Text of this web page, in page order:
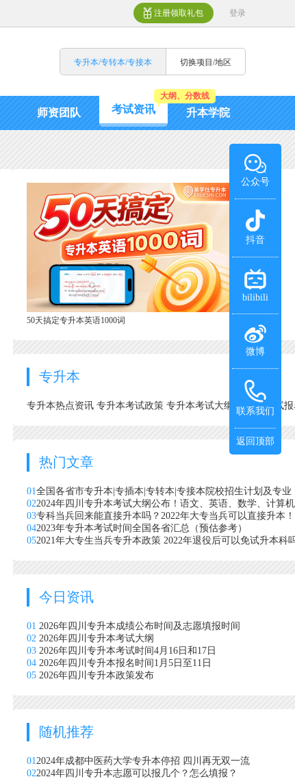
注册领取礼包 登录
专升本/专转本/专接本 切换项目/地区
师资团队 考试资讯
大纲、分数线
升本学院
50天搞定专升本英语1000词
专升本
专升本热点资讯 专升本考试政策 专升本考试大纲 专升本考试
热门文章
01全国各省市专升本|专插本|专转本|专接本院校招生计划及专业
022024年四川专升本考试大纲公布！语文、英语、数学、计算
03专科当兵回来能直接升本吗？2022年大专当兵可以直接升本！
042023年专升本考试时间全国各省汇总（预估参考）
052021年大专生当兵专升本政策 2022年退役后可以免试升本科
今日资讯
01 2026年四川专升本成绩公布时间及志愿填报时间
02 2026年四川专升本考试大纲
03 2026年四川专升本考试时间4月16日和17日
04 2026年四川专升本报名时间1月5日至11日
05 2026年四川专升本政策发布
随机推荐
012024年成都中医药大学专升本停招 四川再无双一流
022024年四川专升本志愿可以报几个？怎么填报？
公众号
抖音
bilibili
微博
联系我们
返回顶部